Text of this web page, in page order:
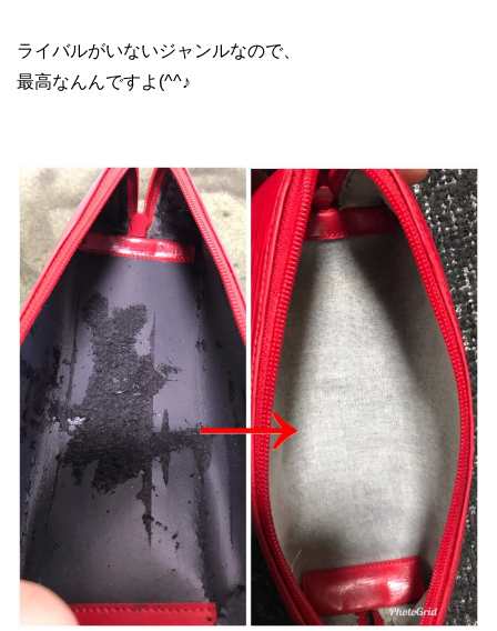
ライバルがいないジャンルなので、
最高なんんですよ(^^♪